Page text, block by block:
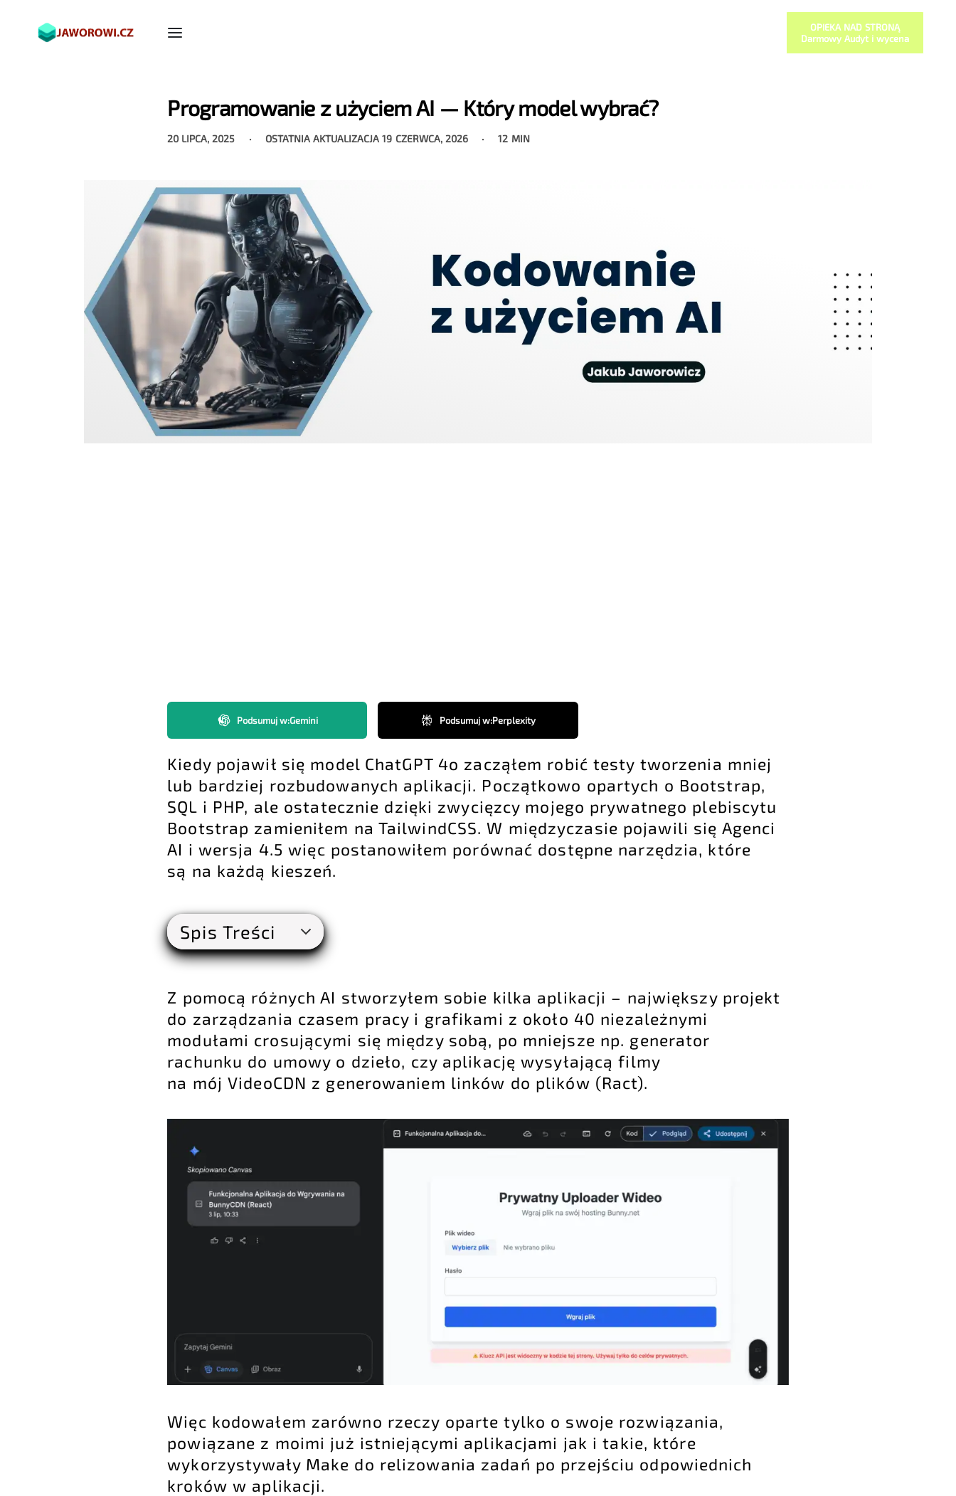
OPIEKA NAD STRONĄ
Darmowy Audyt i wycena
Programowanie z użyciem AI — Który model wybrać?
20 LIPCA, 2025 OSTATNIA AKTUALIZACJA19 CZERWCA, 2026 12 MIN
Podsumuj w:Gemini Podsumuj w:Perplexity
Kiedy pojawił się model ChatGPT 4o zacząłem robić testy tworzenia mniej
lub bardziej rozbudowanych aplikacji. Początkowo opartych o Bootstrap,
SQL i PHP, ale ostatecznie dzięki zwycięzcy mojego prywatnego plebiscytu
Bootstrap zamieniłem na TailwindCSS. W międzyczasie pojawili się Agenci
AI i wersja 4.5 więc postanowiłem porównać dostępne narzędzia, które
są na każdą kieszeń.
Spis Treści
Z pomocą różnych AI stworzyłem sobie kilka aplikacji – największy projekt
do zarządzania czasem pracy i grafikami z około 40 niezależnymi
modułami crosującymi się między sobą, po mniejsze np. generator
rachunku do umowy o dzieło, czy aplikację wysyłającą filmy
na mój VideoCDN z generowaniem linków do plików (Ract).
Więc kodowałem zarówno rzeczy oparte tylko o swoje rozwiązania,
powiązane z moimi już istniejącymi aplikacjami jak i takie, które
wykorzystywały Make do relizowania zadań po przejściu odpowiednich
kroków w aplikacji.